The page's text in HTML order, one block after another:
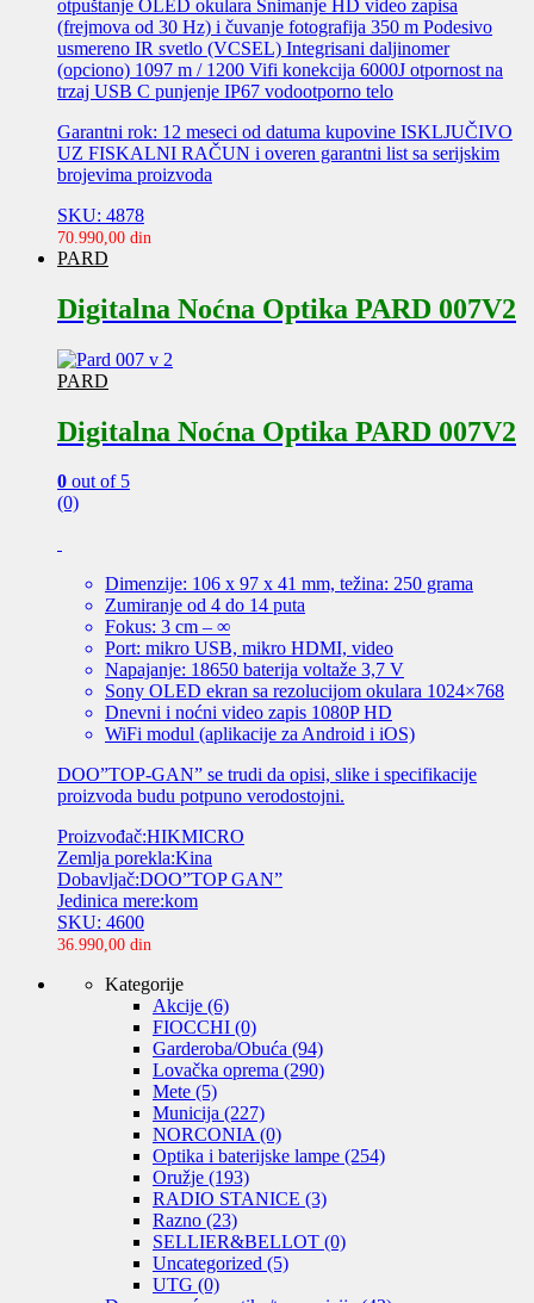
otpuštanje OLED okulara Snimanje HD video zapisa
(frejmova od 30 Hz) i čuvanje fotografija 350 m Podesivo
usmereno IR svetlo (VCSEL) Integrisani daljinomer
(opciono) 1097 m / 1200 Vifi konekcija 6000J otpornost na
trzaj USB C punjenje IP67 vodootporno telo
Garantni rok: 12 meseci od datuma kupovine ISKLJUČIVO
UZ FISKALNI RAČUN i overen garantni list sa serijskim
brojevima proizvoda
SKU: 4878
70.990,00 din
PARD
Digitalna Noćna Optika PARD 007V2
PARD
Digitalna Noćna Optika PARD 007V2
0 out of 5
(0)
Dimenzije: 106 x 97 x 41 mm, težina: 250 grama
Zumiranje od 4 do 14 puta
Fokus: 3 cm – ∞
Port: mikro USB, mikro HDMI, video
Napajanje: 18650 baterija voltaže 3,7 V
Sony OLED ekran sa rezolucijom okulara 1024×768
Dnevni i noćni video zapis 1080P HD
WiFi modul (aplikacije za Android i iOS)
DOO”TOP-GAN” se trudi da opisi, slike i specifikacije
proizvoda budu potpuno verodostojni.
Proizvođač:HIKMICRO
Zemlja porekla:Kina
Dobavljač:DOO”TOP GAN”
Jedinica mere:kom
SKU: 4600
36.990,00 din
Kategorije
Akcije (6)
FIOCCHI (0)
Garderoba/Obuća (94)
Lovačka oprema (290)
Mete (5)
Municija (227)
NORCONIA(0)
Optika i baterijske lampe (254)
Oružje (193)
RADIO STANICE (3)
Razno (23)
SELLIER&BELLOT (0)
Uncategorized (5)
UTG (0)